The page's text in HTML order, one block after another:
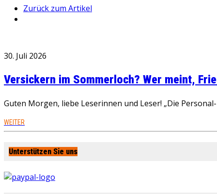
Zurück zum Artikel
30. Juli 2026
Versickern im Sommerloch? Wer meint,
Guten Morgen, liebe Leserinnen und Leser! „Die
WEITER
Unterstützen Sie uns